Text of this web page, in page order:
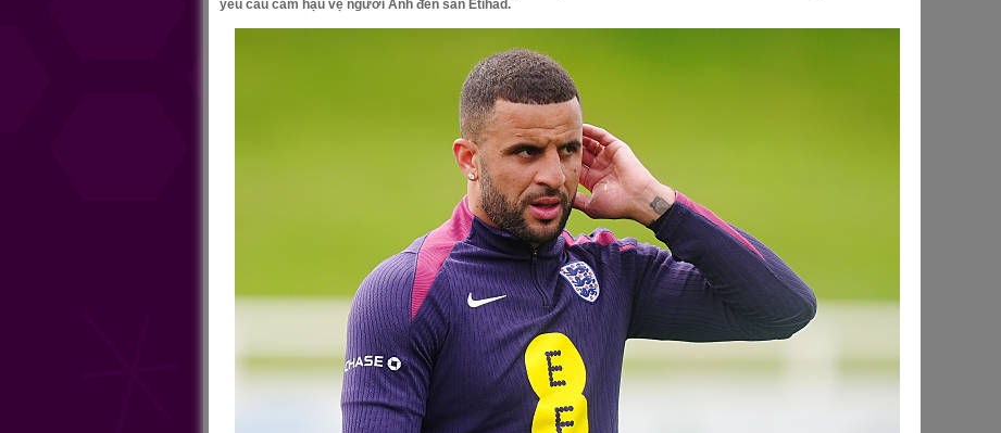
yêu cầu cấm hậu vệ người Anh đến sân Etihad.